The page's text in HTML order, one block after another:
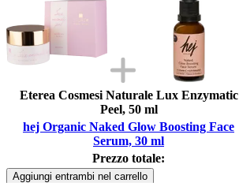
Eterea Cosmesi Naturale Lux Enzymatic
Peel, 50 ml
hej Organic Naked Glow Boosting Face
Serum, 30 ml
Prezzo totale:
Aggiungi entrambi nel carrello